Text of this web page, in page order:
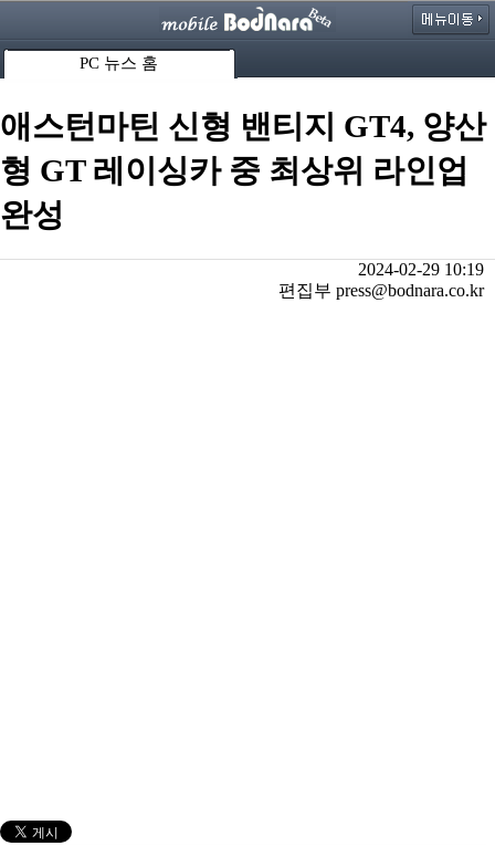
PC 뉴스 홈
애스턴마틴 신형 밴티지 GT4, 양산
형 GT 레이싱카 중 최상위 라인업
완성
2024-02-29 10:19
편집부 press@bodnara.co.kr